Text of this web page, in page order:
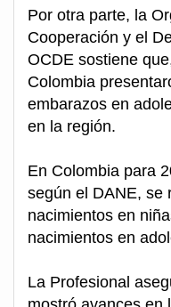
Por otra parte, la
Cooperación y el
OCDE sostiene
Colombia
embarazos en
en la región.
En Colombia para
según el DANE, se
nacimientos en
nacimientos en
La Profesional